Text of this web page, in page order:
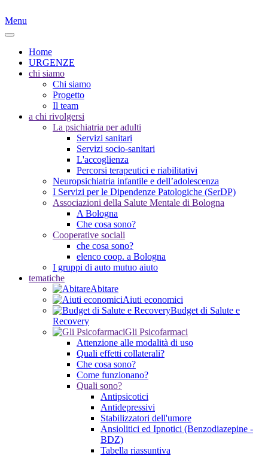
Menu
Home
URGENZE
chi siamo
Chi siamo
Progetto
Il team
a chi rivolgersi
La psichiatria per adulti
Servizi sanitari
Servizi socio-sanitari
L'accoglienza
Percorsi terapeutici e riabilitativi
Neuropsichiatria infantile e dell’adolescenza
I Servizi per le Dipendenze Patologiche (SerDP)
Associazioni della Salute Mentale di Bologna
A Bologna
Che cosa sono?
Cooperative sociali
che cosa sono?
elenco coop. a Bologna
I gruppi di auto mutuo aiuto
tematiche
Abitare
Aiuti economici
Budget di Salute e
Recovery
Gli Psicofarmaci
Attenzione alle modalità di uso
Quali effetti collaterali?
Che cosa sono?
Come funzionano?
Quali sono?
Antipsicotici
Antidepressivi
Stabilizzatori dell'umore
Ansiolitici ed Ipnotici (Benzodiazepine -
BDZ)
Tabella riassuntiva